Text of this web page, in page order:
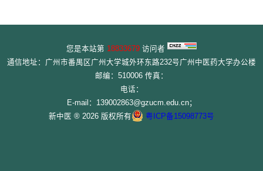
您是本站第 18833679 访问者
通信地址：广州市番禺区广州大学城外环东路232号广州中医药大学办公楼
邮编：510006 传真：
电话：
E-mail：139002863@gzucm.edu.cn；
新中医 ® 2026 版权所有
粤ICP备15098773号